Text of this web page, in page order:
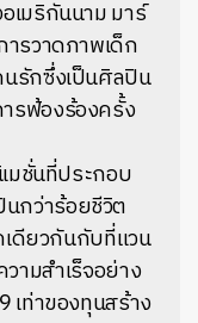
เมริกันนาม มาร์
รวาดภาพเด็ก
รักซึ่งเป็นศิลปิน
รฟ้องร้องครั้ง
มชั่นที่ประกอบ
กว่าร้อยชีวิต
เดียวกันกับที่แวน
ามสำเร็จอย่าง
เท่าของทุนสร้าง